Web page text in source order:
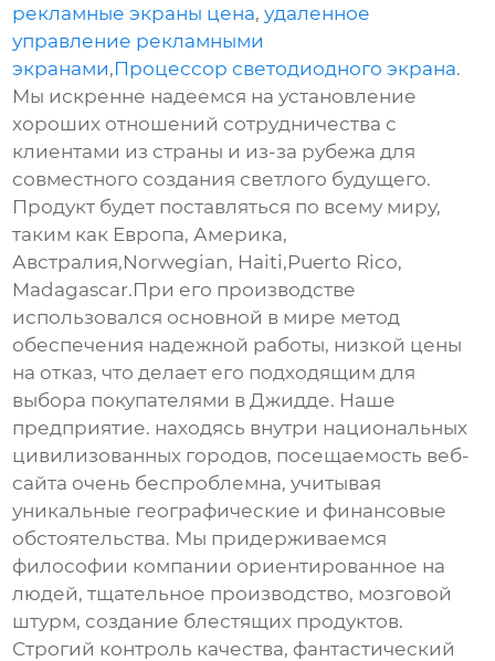
рекламные экраны цена,удаленное
управление рекламными
экранами,Процессор светодиодного экрана.
Мы искренне надеемся на установление
хороших отношений сотрудничества с
клиентами из страны и из-за рубежа для
совместного создания светлого будущего.
Продукт будет поставляться по всему миру,
таким как Европа, Америка,
Австралия,Norwegian, Haiti,Puerto Rico,
Madagascar.При его производстве
использовался основной в мире метод
обеспечения надежной работы, низкой цены
на отказ, что делает его подходящим для
выбора покупателями в Джидде. Наше
предприятие. находясь внутри национальных
цивилизованных городов, посещаемость веб-
сайта очень беспроблемна, учитывая
уникальные географические и финансовые
обстоятельства. Мы придерживаемся
философии компании ориентированное на
людей, тщательное производство, мозговой
штурм, создание блестящих продуктов.
Строгий контроль качества, фантастический